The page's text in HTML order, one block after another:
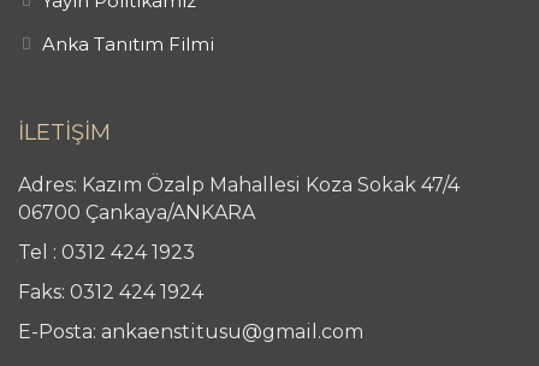
Anka Tanıtım Filmi
İLETİŞİM
Adres: Kazım Özalp Mahallesi Koza Sokak 47/4
06700 Çankaya/ANKARA
Tel : 0312 424 1923
Faks: 0312 424 1924
E-Posta: ankaenstitusu@gmail.com